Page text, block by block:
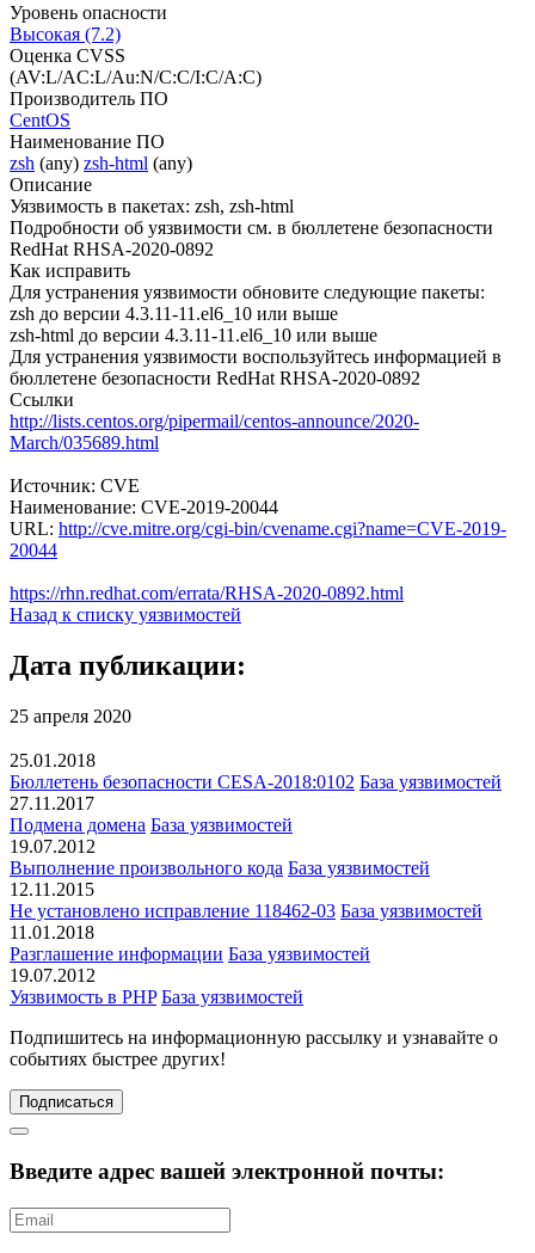
Уровень опасности
Высокая (7.2)
Оценка CVSS
(AV:L/AC:L/Au:N/C:C/I:C/A:C)
Производитель ПО
CentOS
Наименование ПО
zsh (any) zsh-html (any)
Описание
Уязвимость в пакетах: zsh, zsh-html
Подробности об уязвимости см. в бюллетене безопасности
RedHat RHSA-2020-0892
Как исправить
Для устранения уязвимости обновите следующие пакеты:
zsh до версии 4.3.11-11.el6_10 или выше
zsh-html до версии 4.3.11-11.el6_10 или выше
Для устранения уязвимости воспользуйтесь информацией в
бюллетене безопасности RedHat RHSA-2020-0892
Ссылки
http://lists.centos.org/pipermail/centos-announce/2020-
March/035689.html
Источник: CVE
Наименование: CVE-2019-20044
URL: http://cve.mitre.org/cgi-bin/cvename.cgi?name=CVE-2019-
20044
https://rhn.redhat.com/errata/RHSA-2020-0892.html
Назад к списку уязвимостей
Дата публикации:
25 апреля 2020
25.01.2018
Бюллетень безопасности CESA-2018:0102 База уязвимостей
27.11.2017
Подмена домена База уязвимостей
19.07.2012
Выполнение произвольного кода База уязвимостей
12.11.2015
Не установлено исправление 118462-03 База уязвимостей
11.01.2018
Разглашение информации База уязвимостей
19.07.2012
Уязвимость в PHP База уязвимостей
Подпишитесь на информационную рассылку и узнавайте о
событиях быстрее других!
Подписаться
Введите адрес вашей электронной почты: